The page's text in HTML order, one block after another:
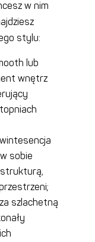
w nim
stylu:
lub
wnętrz
sobie
szlachetną